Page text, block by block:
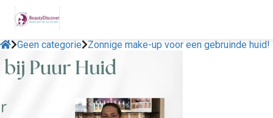
Geen categorie Zonnige make-up voor een gebruinde huid!